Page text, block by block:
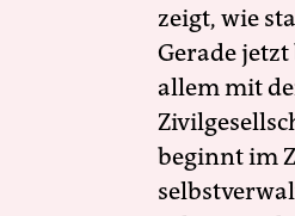
zeigt, wie
Gerade
allem mit
beginnt im